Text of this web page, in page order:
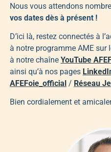
Nous vous attendons
vos dates dès à présent !
D’ici là, restez connectés à
à notre programme AME sur
à notre chaîne YouTube
ainsi qu’à nos pages
AFEFoie_official / Réseau
Bien cordialement et